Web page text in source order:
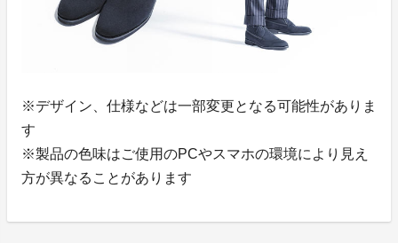
※デザイン、仕様などは一部変更となる可能性がありま
す
※製品の色味はご使用のPCやスマホの環境により見え
方が異なることがあります